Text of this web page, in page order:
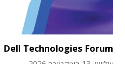
Dell Technologies Forum